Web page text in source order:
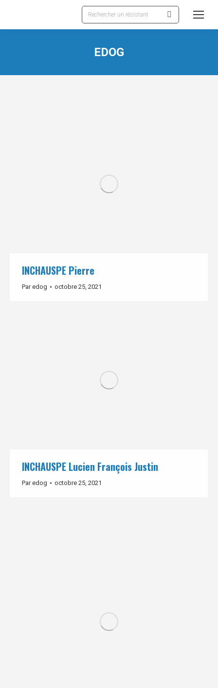
Recherche
:
EDOG
INCHAUSPE Pierre
Paredog octobre 25, 2021
INCHAUSPE Lucien François Justin
Paredog octobre 25, 2021